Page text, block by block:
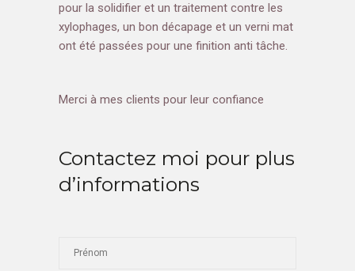
pour la solidifier et un traitement contre les
xylophages, un bon décapage et un verni mat
ont été passées pour une finition anti tâche.
Merci à mes clients pour leur confiance
Contactez moi pour plus
d’informations